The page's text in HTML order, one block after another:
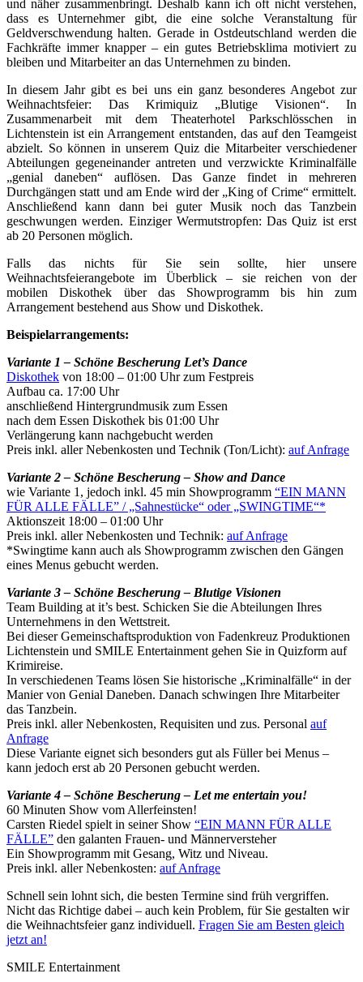
und näher zusammenbringt. Deshalb kann ich oft nicht verstehen,
dass es Unternehmer gibt, die eine solche Veranstaltung für
Geldverschwendung halten. Gerade in Ostdeutschland werden die
Fachkräfte immer knapper – ein gutes Betriebsklima motiviert zu
bleiben und Mitarbeiter an das Unternehmen zu binden.
In diesem Jahr gibt es bei uns ein ganz besonderes Angebot zur
Weihnachtsfeier: Das Krimiquiz „Blutige Visionen“. In
Zusammenarbeit mit dem Theaterhotel Parkschlösschen in
Lichtenstein ist ein Arrangement entstanden, das auf den Teamgeist
abzielt. So können in unserem Quiz die Mitarbeiter verschiedener
Abteilungen gegeneinander antreten und verzwickte Kriminalfälle
„genial daneben“ auflösen. Das Ganze findet in mehreren
Durchgängen statt und am Ende wird der „King of Crime“ ermittelt.
Anschließend kann dann bei guter Musik noch das Tanzbein
geschwungen werden. Einziger Wermutstropfen: Das Quiz ist erst
ab 20 Personen möglich.
Falls das nichts für Sie sein sollte, hier unsere
Weihnachtsfeierangebote im Überblick – sie reichen von der
mobilen Diskothek über das Showprogramm bis hin zum
Arrangement bestehend aus Show und Diskothek.
Beispielarrangements:
Variante 1 – Schöne Bescherung Let’s Dance
Diskothek von 18:00 – 01:00 Uhr zum Festpreis
Aufbau ca. 17:00 Uhr
anschließend Hintergrundmusik zum Essen
nach dem Essen Diskothek bis 01:00 Uhr
Verlängerung kann nachgebucht werden
Preis inkl. aller Nebenkosten und Technik (Ton/Licht): auf Anfrage
Variante 2 – Schöne Bescherung – Show and Dance
wie Variante 1, jedoch inkl. 45 min Showprogramm “EIN MANN
FÜR ALLE FÄLLE” / „Sahnestücke“ oder „SWINGTIME“*
Aktionszeit 18:00 – 01:00 Uhr
Preis inkl. aller Nebenkosten und Technik: auf Anfrage
*Swingtime kann auch als Showprogramm zwischen den Gängen
eines Menus gebucht werden.
Variante 3 – Schöne Bescherung – Blutige Visionen
Team Building at it’s best. Schicken Sie die Abteilungen Ihres
Unternehmens in den Wettstreit.
Bei dieser Gemeinschaftsproduktion von Fadenkreuz Produktionen
Lichtenstein und SMILE Entertainment gehen Sie in Quizform auf
Krimireise.
In verschiedenen Teams lösen Sie historische „Kriminalfälle“ in der
Manier von Genial Daneben. Danach schwingen Ihre Mitarbeiter
das Tanzbein.
Preis inkl. aller Nebenkosten, Requisiten und zus. Personal auf
Anfrage
Diese Variante eignet sich besonders gut als Füller bei Menus –
kann jedoch erst ab 20 Personen gebucht werden.
Variante 4 – Schöne Bescherung – Let me entertain you!
60 Minuten Show vom Allerfeinsten!
Carsten Riedel spielt in seiner Show “EIN MANN FÜR ALLE
FÄLLE” den galanten Frauen- und Männerversteher
Ein Showprogramm mit Gesang, Witz und Niveau.
Preis inkl. aller Nebenkosten: auf Anfrage
Schnell sein lohnt sich, die besten Termine sind früh vergriffen.
Nicht das Richtige dabei – auch kein Problem, für Sie gestalten wir
die Weihnachtsfeier ganz individuell. Fragen Sie am Besten gleich
jetzt an!
SMILE Entertainment